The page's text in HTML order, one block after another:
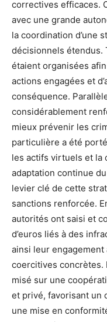
correctives efficaces.
avec une grande
la coordination d’une
décisionnels étendus.
étaient organisées afin
actions engagées et
conséquence.
considérablement
mieux prévenir les
particulière a été
les actifs virtuels et la
adaptation continue
levier clé de cette
sanctions renforcée.
autorités ont saisi et
d’euros liés à des
ainsi leur
coercitives concrètes.
misé sur une
et privé, favorisant un
une mise en